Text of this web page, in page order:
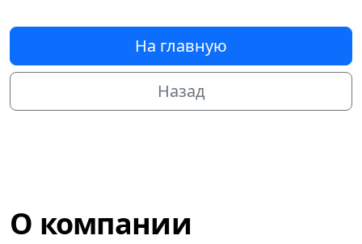
На главную
Назад
О компании